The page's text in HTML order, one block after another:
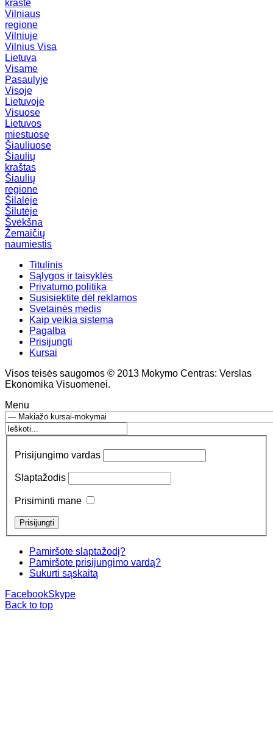
krašte
Vilniaus
regione
Vilniuje
Vilnius Visa
Lietuva
Visame
Pasaulyje
Visoje
Lietuvoje
Visuose
Lietuvos
miestuose
Šiauliuose
Šiaulių
kraštas
Šiaulių
regione
Šilalėje
Šilutėje
Švėkšna
Žemaičių
naumiestis
Titulinis
Sąlygos ir taisyklės
Privatumo politika
Susisiektite dėl reklamos
Svetainės medis
Kaip veikia sistema
Pagalba
Prisijungti
Kursai
Visos teisės saugomos © 2013 Mokymo Centras: Verslas
Ekonomika Visuomenei.
Menu
Prisijungimo vardas
Slaptažodis
Prisiminti mane
Pamiršote slaptažodį?
Pamiršote prisijungimo vardą?
Sukurti sąskaitą
FacebookSkype
Back to top